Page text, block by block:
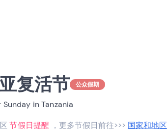
复活节 公众假期
Sunday in Tanzania
节假日提醒 ，更多节假日前往>>> 国家和地区